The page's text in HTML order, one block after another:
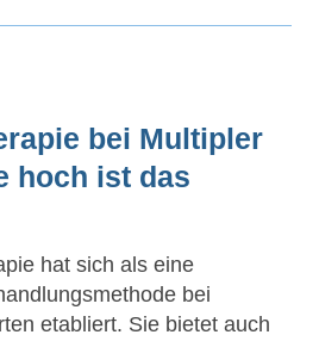
bei Multipler
hoch ist das
hat sich als eine
bei
etabliert. Sie bietet auch